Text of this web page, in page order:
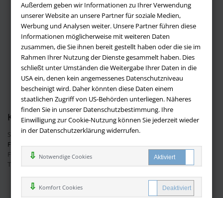
Außerdem geben wir Informationen zu Ihrer Verwendung
unserer Website an unsere Partner für soziale Medien,
Werbung und Analysen weiter. Unsere Partner führen diese
Informationen möglicherweise mit weiteren Daten
zusammen, die Sie ihnen bereit gestellt haben oder die sie im
Rahmen Ihrer Nutzung der Dienste gesammelt haben. Dies
schließt unter Umständen die Weitergabe Ihrer Daten in die
USA ein, denen kein angemessenes Datenschutzniveau
bescheinigt wird. Daher könnten diese Daten einem
staatlichen Zugriff von US-Behörden unterliegen. Näheres
finden Sie in unserer Datenschutzbestimmung. Ihre
Einwilligung zur Cookie-Nutzung können Sie jederzeit wieder
in der Datenschutzerklärung widerrufen.
Notwendige Cookies
Komfort Cookies
Über buchversandmimpf2000.de
Impressum
Versandbedingungen
Widerruf
Batteriehinweis
AGB
Datenschutz
Kontakt
Sie haben Fragen?Hier finden Sie Antworten auf häufig gestellte
Fragen.
Fragen per E-Mail:info@buchversandmimpf2000.de
Telefon: +49 (0)9209 20 23 188
Ihre Vorteile bei uns
Kostenloser Versand innerhalb Deutschlands